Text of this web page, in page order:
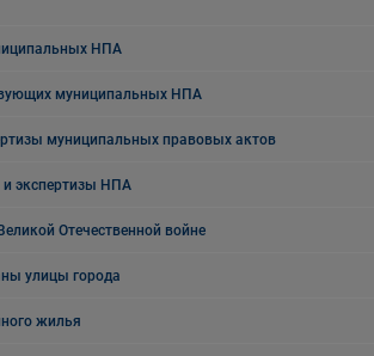
НПА
муниципальных НПА
муниципальных правовых актов
экспертизы НПА
Отечественной войне
улицы города
жилья